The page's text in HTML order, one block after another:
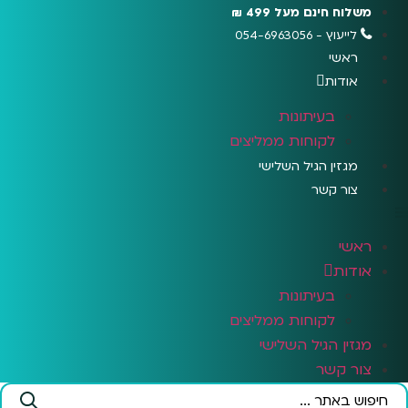
לתוכן
משלוח חינם מעל 499 ₪
לייעוץ - 054-6963056
ראשי
אודות
בעיתונות
לקוחות ממליצים
מגזין הגיל השלישי
צור קשר
ראשי
אודות
בעיתונות
לקוחות ממליצים
מגזין הגיל השלישי
צור קשר
Search